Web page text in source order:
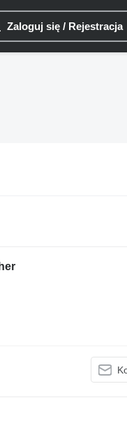
Zaloguj się / Rejestracja